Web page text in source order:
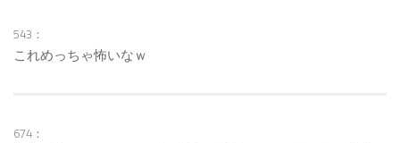
543：
これめっちゃ怖いなｗ
674：